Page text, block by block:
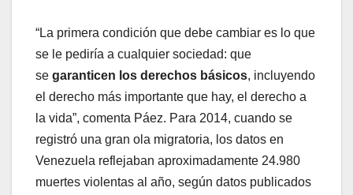
“La primera condición que debe cambiar es lo que
se le pediría a cualquier sociedad: que
se garanticen los derechos básicos, incluyendo
el derecho más importante que hay, el derecho a
la vida”, comenta Páez. Para 2014, cuando se
registró una gran ola migratoria, los datos en
Venezuela reflejaban aproximadamente 24.980
muertes violentas al año, según datos publicados